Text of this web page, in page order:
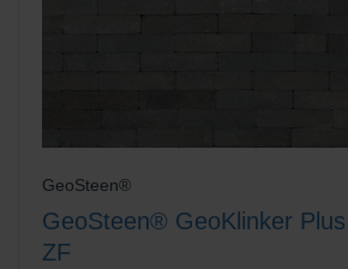
GeoSteen®
GeoSteen® GeoKlinker Plus
ZF